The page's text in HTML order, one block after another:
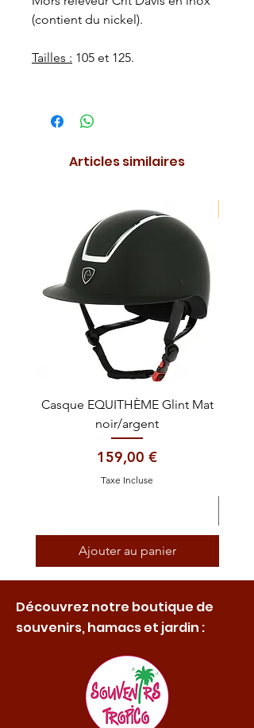
(contient du nickel).
Tailles : 105 et 125.
Articles similaires
Casque EQUITHÈME Glint Mat
noir/argent
Prix
159,00 €
Taxe Incluse
Ajouter au panier
Découvrez notre boutique de
souvenirs, hamacs et jardin :